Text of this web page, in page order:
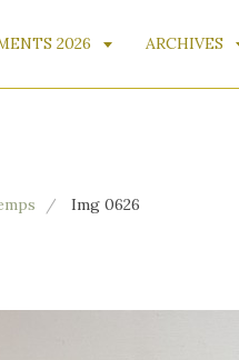
2026 ARCHIVES
Img 0626